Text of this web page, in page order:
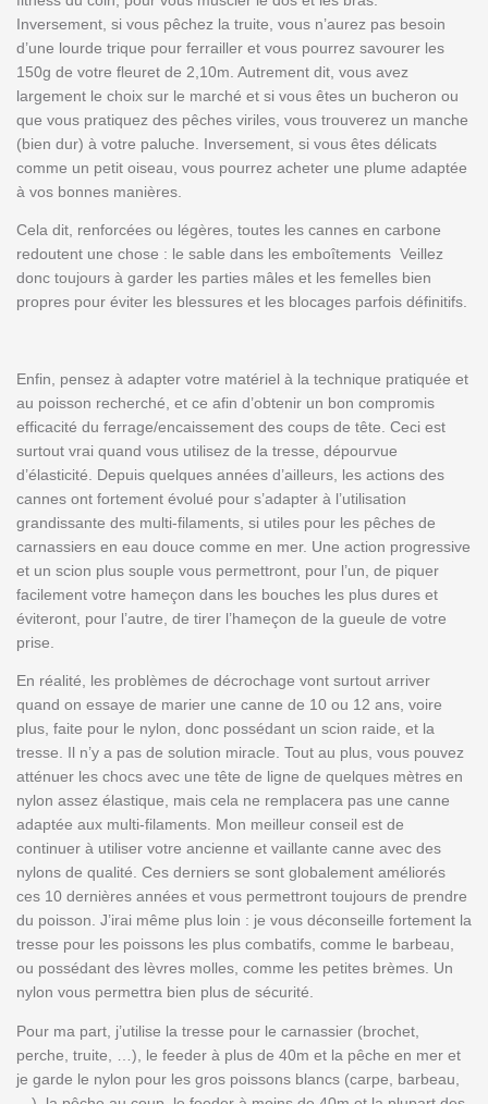
Inversement, si vous pêchez la truite, vous n’aurez pas besoin
d’une lourde trique pour ferrailler et vous pourrez savourer les
150g de votre fleuret de 2,10m. Autrement dit, vous avez
largement le choix sur le marché et si vous êtes un bucheron ou
que vous pratiquez des pêches viriles, vous trouverez un manche
(bien dur) à votre paluche. Inversement, si vous êtes délicats
comme un petit oiseau, vous pourrez acheter une plume adaptée
à vos bonnes manières.
Cela dit, renforcées ou légères, toutes les cannes en carbone
redoutent une chose : le sable dans les emboîtements Veillez
donc toujours à garder les parties mâles et les femelles bien
propres pour éviter les blessures et les blocages parfois définitifs.
Enfin, pensez à adapter votre matériel à la technique pratiquée et
au poisson recherché, et ce afin d’obtenir un bon compromis
efficacité du ferrage/encaissement des coups de tête. Ceci est
surtout vrai quand vous utilisez de la tresse, dépourvue
d’élasticité. Depuis quelques années d’ailleurs, les actions des
cannes ont fortement évolué pour s’adapter à l’utilisation
grandissante des multi-filaments, si utiles pour les pêches de
carnassiers en eau douce comme en mer. Une action progressive
et un scion plus souple vous permettront, pour l’un, de piquer
facilement votre hameçon dans les bouches les plus dures et
éviteront, pour l’autre, de tirer l’hameçon de la gueule de votre
prise.
En réalité, les problèmes de décrochage vont surtout arriver
quand on essaye de marier une canne de 10 ou 12 ans, voire
plus, faite pour le nylon, donc possédant un scion raide, et la
tresse. Il n’y a pas de solution miracle. Tout au plus, vous pouvez
atténuer les chocs avec une tête de ligne de quelques mètres en
nylon assez élastique, mais cela ne remplacera pas une canne
adaptée aux multi-filaments. Mon meilleur conseil est de
continuer à utiliser votre ancienne et vaillante canne avec des
nylons de qualité. Ces derniers se sont globalement améliorés
ces 10 dernières années et vous permettront toujours de prendre
du poisson. J’irai même plus loin : je vous déconseille fortement la
tresse pour les poissons les plus combatifs, comme le barbeau,
ou possédant des lèvres molles, comme les petites brèmes. Un
nylon vous permettra bien plus de sécurité.
Pour ma part, j’utilise la tresse pour le carnassier (brochet,
perche, truite, …), le feeder à plus de 40m et la pêche en mer et
je garde le nylon pour les gros poissons blancs (carpe, barbeau,